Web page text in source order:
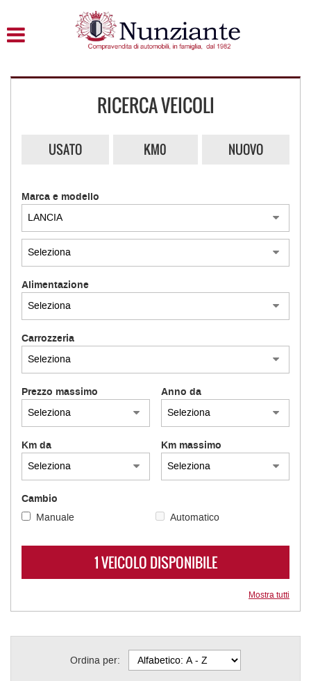
ASSISTENZA
RICERCA VEICOLI
USATO KM0 NUOVO
Marca e modello
Alimentazione
Carrozzeria
Prezzo massimo Anno da
Km da Km massimo
Cambio
Manuale Automatico
1 VEICOLO DISPONIBILE
Mostra tutti
Ordina per: